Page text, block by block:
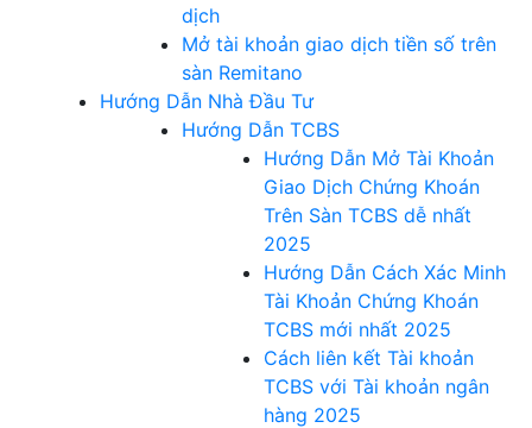
dịch
Mở tài khoản giao dịch tiền số trên
sàn Remitano
Hướng Dẫn Nhà Đầu Tư
Hướng Dẫn TCBS
Hướng Dẫn Mở Tài Khoản
Giao Dịch Chứng Khoán
Trên Sàn TCBS dễ nhất
2025
Hướng Dẫn Cách Xác Minh
Tài Khoản Chứng Khoán
TCBS mới nhất 2025
Cách liên kết Tài khoản
TCBS với Tài khoản ngân
hàng 2025